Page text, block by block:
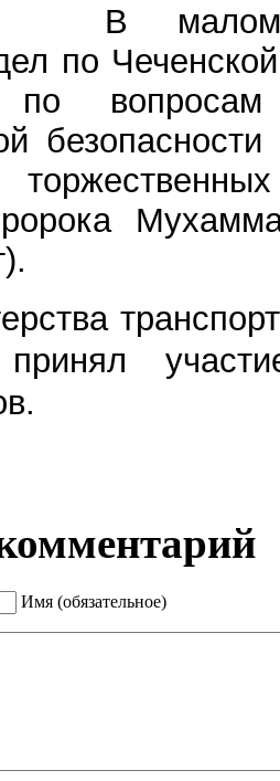
В малом
по
по
Имя (обязательное)